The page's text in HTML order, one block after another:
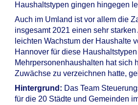
Haushaltstypen gingen hin­gegen
Auch im Umland ist vor allem die
insgesamt 2021 einen sehr
leichten Wachstum der Haus­halte
Hannover für diese
Mehrpersonenhaushalten hat sich
Zu­wächse zu verzeichnen hatte,
Hintergrund: Das Team
für die 20 Städte und Gemeinden